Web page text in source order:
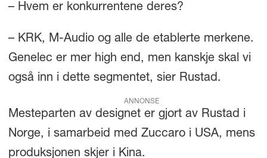
– Hvem er konkurrentene deres?
– KRK, M-Audio og alle de etablerte merkene.
Genelec er mer high end, men kanskje skal vi
også inn i dette segmentet, sier Rustad.
ANNONSE
Mesteparten av designet er gjort av Rustad i
Norge, i samarbeid med Zuccaro i USA, mens
produksjonen skjer i Kina.